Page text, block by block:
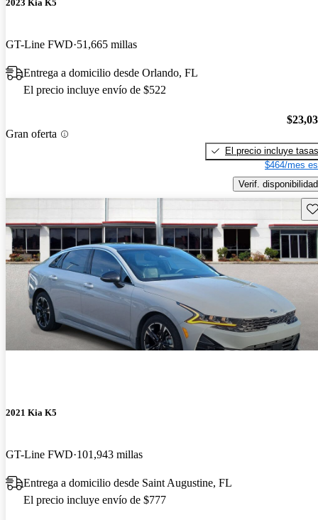
2023 Kia K5
GT-Line FWD 51,665 millas
Entrega a domicilio desde Orlando, FL
El precio incluye envío de $522
Gran oferta
El precio incluye tasas
$464/mes
Verif. disponibilidad
2021 Kia K5
GT-Line FWD 101,943 millas
Entrega a domicilio desde Saint Augustine, FL
El precio incluye envío de $777